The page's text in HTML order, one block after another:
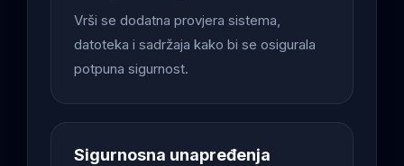
Vrši se dodatna provjera sistema,
datoteka i sadržaja kako bi se osigurala
potpuna sigurnost.
Sigurnosna unapređenja